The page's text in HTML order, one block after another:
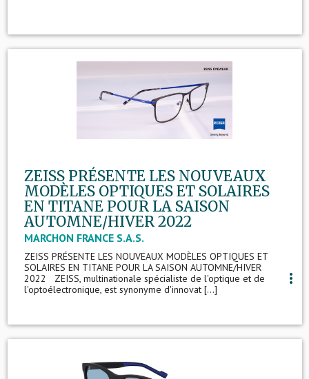
ZEISS PRÉSENTE LES NOUVEAUX
MODÈLES OPTIQUES ET SOLAIRES
EN TITANE POUR LA SAISON
AUTOMNE/HIVER 2022
MARCHON FRANCE S.A.S.
ZEISS PRÉSENTE LES NOUVEAUX MODÈLES OPTIQUES ET
SOLAIRES EN TITANE POUR LA SAISON AUTOMNE/HIVER
2022 ZEISS, multinationale spécialiste de l'optique et de
l'optoélectronique, est synonyme d'innovat [...]
more_vert